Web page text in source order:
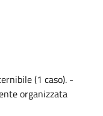
(1 caso). -
organizzata